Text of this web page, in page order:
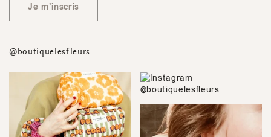
Je m'inscris
@boutiquelesfleurs